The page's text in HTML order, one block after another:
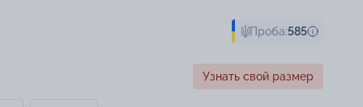
Проба:585
Узнать свой размер